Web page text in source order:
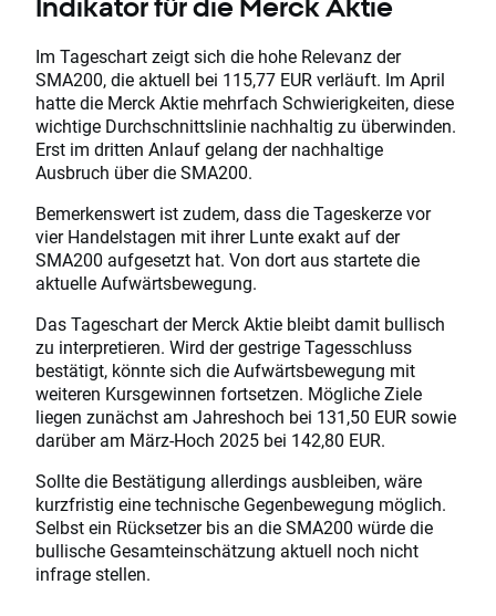
Indikator für die Merck Aktie
Im Tageschart zeigt sich die hohe Relevanz der
SMA200, die aktuell bei 115,77 EUR verläuft. Im April
hatte die Merck Aktie mehrfach Schwierigkeiten, diese
wichtige Durchschnittslinie nachhaltig zu überwinden.
Erst im dritten Anlauf gelang der nachhaltige
Ausbruch über die SMA200.
Bemerkenswert ist zudem, dass die Tageskerze vor
vier Handelstagen mit ihrer Lunte exakt auf der
SMA200 aufgesetzt hat. Von dort aus startete die
aktuelle Aufwärtsbewegung.
Das Tageschart der Merck Aktie bleibt damit bullisch
zu interpretieren. Wird der gestrige Tagesschluss
bestätigt, könnte sich die Aufwärtsbewegung mit
weiteren Kursgewinnen fortsetzen. Mögliche Ziele
liegen zunächst am Jahreshoch bei 131,50 EUR sowie
darüber am März-Hoch 2025 bei 142,80 EUR.
Sollte die Bestätigung allerdings ausbleiben, wäre
kurzfristig eine technische Gegenbewegung möglich.
Selbst ein Rücksetzer bis an die SMA200 würde die
bullische Gesamteinschätzung aktuell noch nicht
infrage stellen.